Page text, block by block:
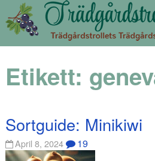
Etikett:
Sortguide: Minikiwi
April 8, 2024 19